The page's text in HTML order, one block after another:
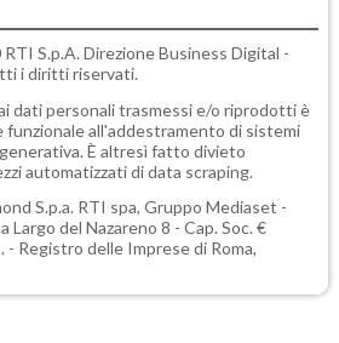
S.p.A. Direzione Business Digital -
i diritti riservati.
dati personali trasmessi e/o riprodotti è
funzionale all'addestramento di sistemi
È altresì fatto divieto
automatizzati di data scraping.
S.p.a. RTI spa, Gruppo Mediaset -
Largo del Nazareno 8 - Cap. Soc. €
- Registro delle Imprese di Roma,